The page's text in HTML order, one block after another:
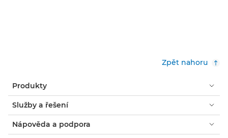
Zpět nahoru
Produkty
Služby a řešení
Nápověda a podpora